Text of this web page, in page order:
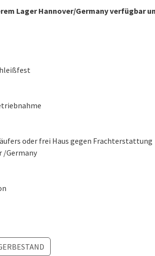
Lager Hannover/Germany verfügbar
oder frei Haus gegen Frachterstattung
/Germany